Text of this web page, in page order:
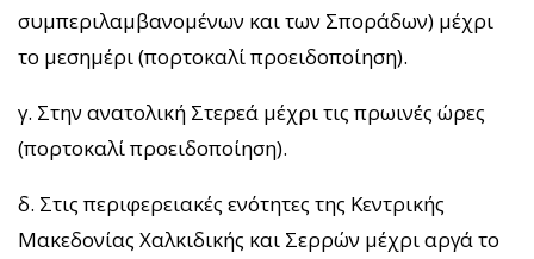
συμπεριλαμβανομένων και των Σποράδων) μέχρι
το μεσημέρι (πορτοκαλί προειδοποίηση).
γ. Στην ανατολική Στερεά μέχρι τις πρωινές ώρες
(πορτοκαλί προειδοποίηση).
δ. Στις περιφερειακές ενότητες της Κεντρικής
Μακεδονίας Χαλκιδικής και Σερρών μέχρι αργά το